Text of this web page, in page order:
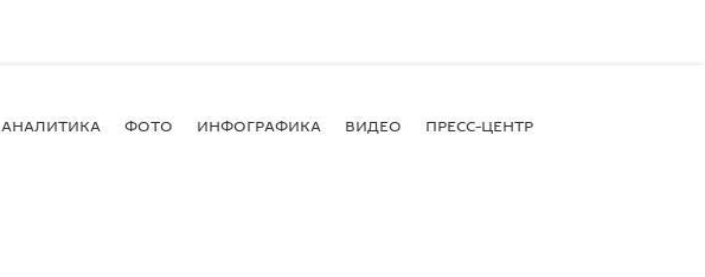
АНАЛИТИКА ФОТО ИНФОГРАФИКА ВИДЕО ПРЕСС-ЦЕНТР